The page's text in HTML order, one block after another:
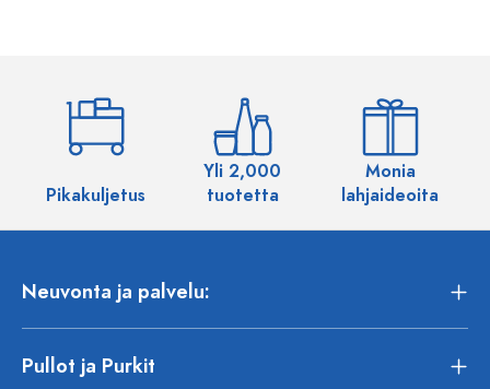
Pikakuljetus
Yli 2,000
tuotetta
Monia
lahjaideoita
Neuvonta ja palvelu:
Pullot ja Purkit